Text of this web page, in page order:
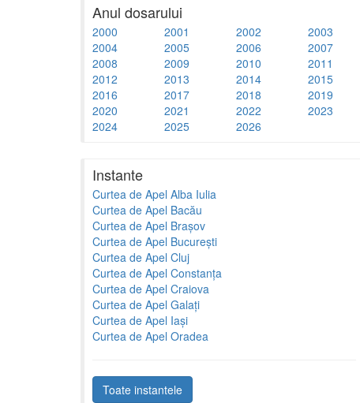
Anul dosarului
2000 2001 2002
2003
2004
2005 2006
2007
2008
2009 2010
2011
2012
2013 2014
2015
2016
2017 2018
2019
2020
2021 2022
2023
2024
2025 2026
Instante
Curtea de Apel Alba Iulia
Curtea de Apel Bacău
Curtea de Apel Brașov
Curtea de Apel București
Curtea de Apel Cluj
Curtea de Apel Constanța
Curtea de Apel Craiova
Curtea de Apel Galați
Curtea de Apel Iași
Curtea de Apel Oradea
Toate instantele